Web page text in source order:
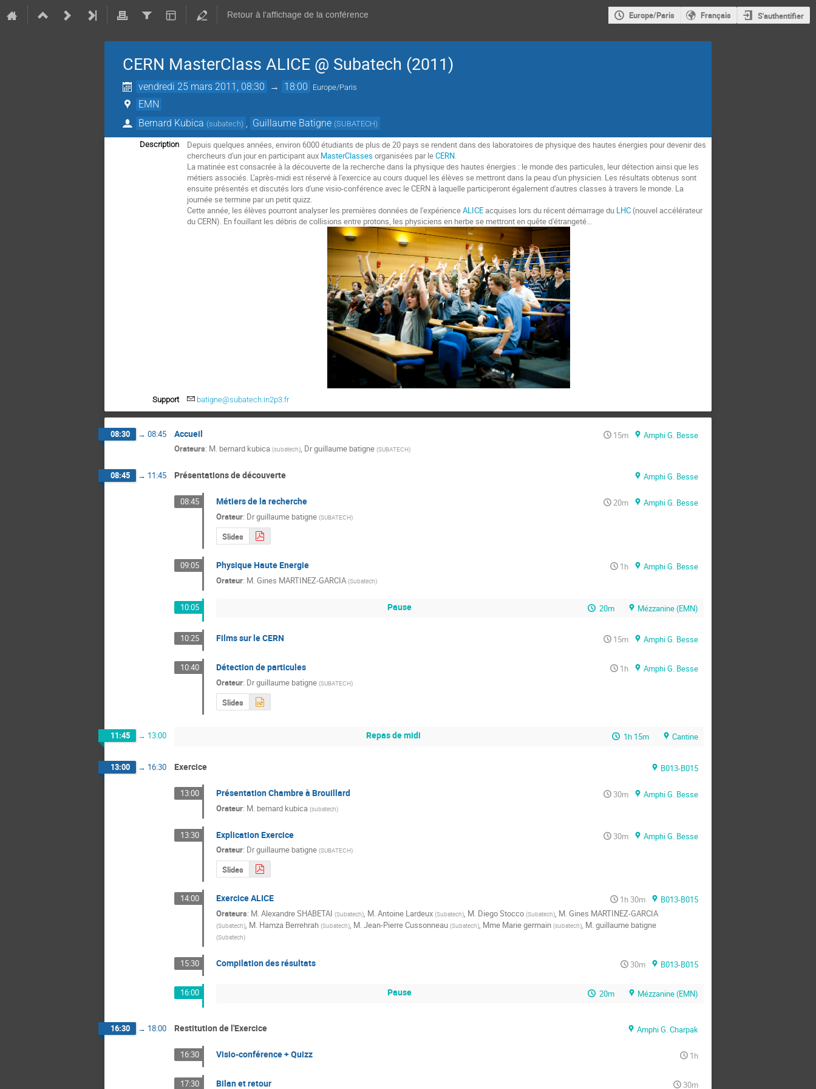
Retour à l'affichage de la conférence Europe/Paris Français S'authentifier
CERN MasterClass ALICE @ Subatech (2011)
vendredi 25 mars 2011, 08:30 → 18:00 Europe/Paris
EMN
Bernard Kubica (subatech) Guillaume Batigne (SUBATECH)
Description
Depuis quelques années, environ 6000 étudiants de plus de 20 pays se rendent dans des laboratoires de physique des hautes énergies pour devenir des
chercheurs d'un jour en participant aux MasterClasses organisées par leCERN
La matinée est consacrée à la découverte de la recherche dans la physique des hautes énergies : le monde des particules, leur détection ainsi que les
métiers associés. L'après-midi est réservé à l'exercice au cours duquel les élèves se mettront dans la peau d'un physicien. Les résultats obtenus sont
ensuite présentés et discutés lors d'une visio-conférence avec le CERN à laquelle participeront également d'autres classes à travers le monde. La
journée se termine par un petit quizz.
Cette année, les élèves pourront analyser les premières données de l'expérienceALICEacquises lors du récent démarrage du LHC (nouvel accélérateur
du CERN). En fouillant les débris de collisions entre protons, les physiciens en herbe se mettront en quête d'étrangeté...
Support batigne@subatech.in2p3.fr
08:30 → 08:45 Accueil 15m
Amphi G. Besse
Orateurs: M. bernard kubica (subatech), Drguillaume batigne (SUBATECH)
08:45 → 11:45 Présentations de découverte Amphi G. Besse
08:45 Métiers de la recherche 20m
Amphi G. Besse
Orateur: Drguillaume batigne (SUBATECH)
Slides
09:05 Physique Haute Energie 1h
Amphi G. Besse
Orateur: M.Gines MARTINEZ-GARCIA (Subatech)
10:05 Pause 20m Mézzanine (EMN)
10:25 Films sur le CERN 15m Amphi G. Besse
10:40 Détection de particules 1h
Amphi G. Besse
Orateur: Drguillaume batigne (SUBATECH)
Slides
11:45 → 13:00 Repas de midi 1h 15m Cantine
13:00 → 16:30 Exercice B013-B015
13:00 Présentation Chambre à Brouillard 30m
Amphi G. Besse
Orateur: M. bernard kubica (subatech)
13:30 Explication Exercice 30m
Amphi G. Besse
Orateur: Drguillaume batigne (SUBATECH)
Slides
14:00 Exercice ALICE 1h 30m
B013-B015
Orateurs: M.Alexandre SHABETAI (Subatech), M.Antoine Lardeux (Subatech), M. Diego Stocco (Subatech), M.Gines MARTINEZ-GARCIA
(Subatech), M. Hamza Berrehrah (Subatech), M.Jean-Pierre Cussonneau (Subatech), Mme Marie germain (subatech), M.guillaume batigne
(Subatech)
15:30 Compilation des résultats 30m B013-B015
16:00 Pause 20m Mézzanine (EMN)
16:30 → 18:00 Restitution de l'Exercice Amphi G. Charpak
16:30 Visio-conférence + Quizz 1h
17:30 Bilan et retour 30m